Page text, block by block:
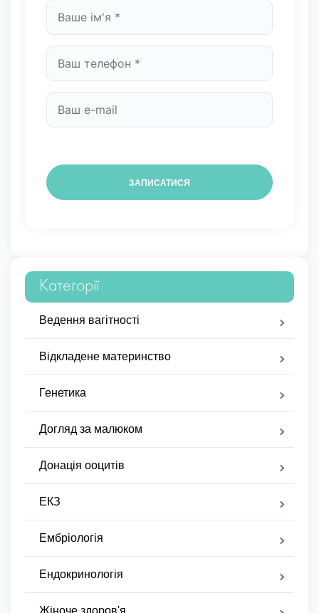
Категорії
Ведення вагітності
Відкладене материнство
Генетика
Догляд за малюком
Донація ооцитів
ЕКЗ
Ембріологія
Ендокринологія
Жіноче здоров'я